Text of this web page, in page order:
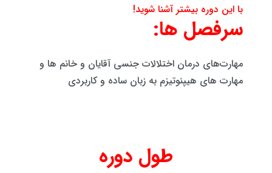
با این دوره بیشتر آشنا شوید!
سرفصل ها:
مهارت‌های درمان اختلالات جنسی آقایان و خانم ها و
مهارت های هیپنوتیزم به زبان ساده و کاربردی
طول دوره